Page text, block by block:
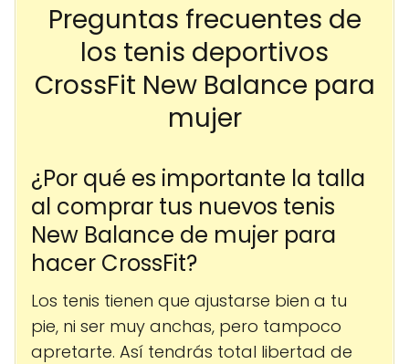
Preguntas frecuentes de
los tenis deportivos
CrossFit New Balance para
mujer
¿Por qué es importante la talla
al comprar tus nuevos tenis
New Balance de mujer para
hacer CrossFit?
Los tenis tienen que ajustarse bien a tu
pie, ni ser muy anchas, pero tampoco
apretarte. Así tendrás total libertad de